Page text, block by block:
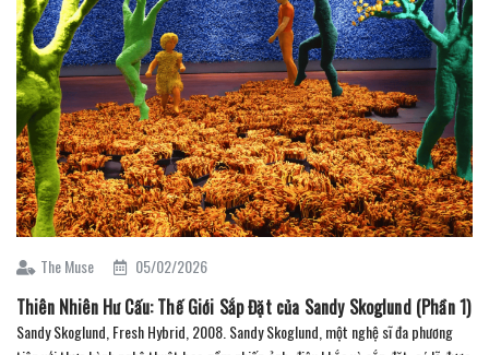
The Muse 05/02/2026
Thiên Nhiên Hư Cấu: Thế Giới Sắp Đặt của Sandy Skoglund (Phần 1)
Sandy Skoglund, Fresh Hybrid, 2008. Sandy Skoglund, một nghệ sĩ đa phương